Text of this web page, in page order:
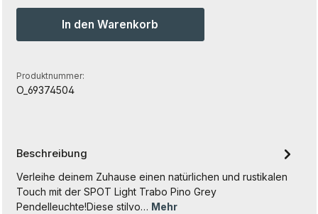
In den Warenkorb
Produktnummer:
O_69374504
Beschreibung
Verleihe deinem Zuhause einen natürlichen und rustikalen
Touch mit der SPOT Light Trabo Pino Grey
Pendelleuchte!Diese stilvo… Mehr